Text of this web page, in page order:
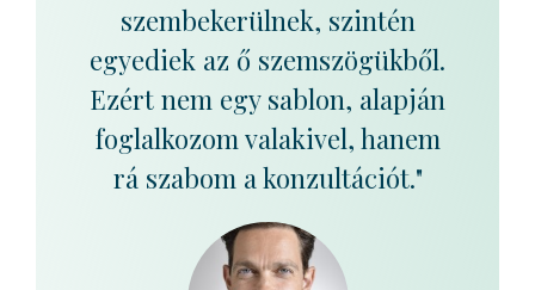
szembekerülnek, szintén
egyediek az ő szemszögükből.
Ezért nem egy sablon, alapján
foglalkozom valakivel, hanem
rá szabom a konzultációt."